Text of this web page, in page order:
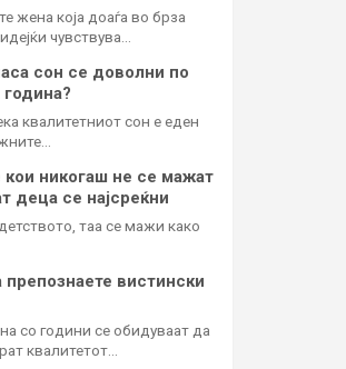
жена која доаѓа во брза
чувствува…
сон се доволни по
година?
квалитетниот сон е еден
никогаш не се мажат
деца се најсреќни
таа се мажи како
препознаете вистински
со години се обидуваат да
квалитетот…